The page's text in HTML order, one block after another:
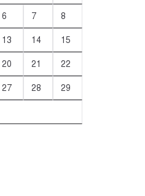
6 7 8
13 14 15
20 21 22
27 28 29